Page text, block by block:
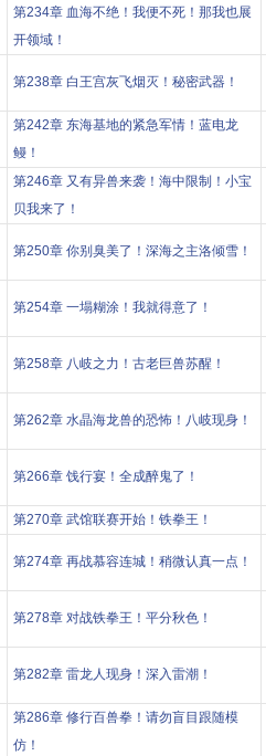
第234章 血海不绝！我便不死！那我也展
开领域！
第238章 白王宫灰飞烟灭！秘密武器！
第242章 东海基地的紧急军情！蓝电龙
鳗！
第246章 又有异兽来袭！海中限制！小宝
贝我来了！
第250章 你别臭美了！深海之主洛倾雪！
第254章 一塌糊涂！我就得意了！
第258章 八岐之力！古老巨兽苏醒！
第262章 水晶海龙兽的恐怖！八岐现身！
第266章 饯行宴！全成醉鬼了！
第270章 武馆联赛开始！铁拳王！
第274章 再战慕容连城！稍微认真一点！
第278章 对战铁拳王！平分秋色！
第282章 雷龙人现身！深入雷潮！
第286章 修行百兽拳！请勿盲目跟随模
仿！